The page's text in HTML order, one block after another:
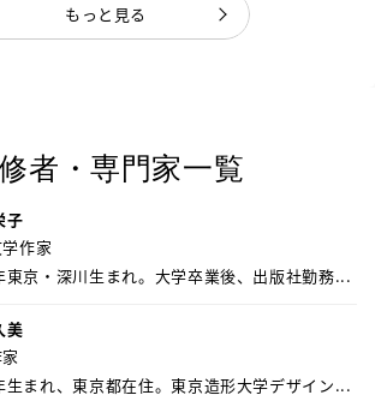
もっと見る
者・専門家一覧
子
作家
東京・深川生まれ。大学卒業後、出版社勤務...
美
生まれ、東京都在住。東京造形大学デザイン...